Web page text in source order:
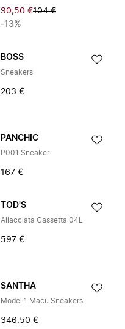
90,50 €104 €
-13%
BOSS
Sneakers
203 €
PANCHIC
P001 Sneaker
167 €
TOD'S
Allacciata Cassetta 04L
597 €
SANTHA
Model 1 Macu Sneakers
346,50 €